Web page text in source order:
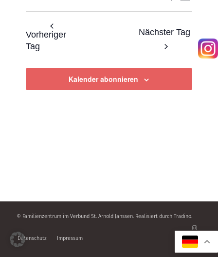
März,
2025
und
Datum
wählen.
Vorheriger
Tag
Nächster Tag
Kalender abonnieren
© Familienzentrum im Verbund St. Arnold Janssen. Realisiert durch Tradino.
Datenschutz Impressum